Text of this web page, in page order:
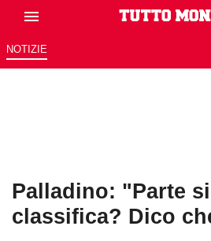
NOTIZIE
Palladino: "Parte
classifica? Dico